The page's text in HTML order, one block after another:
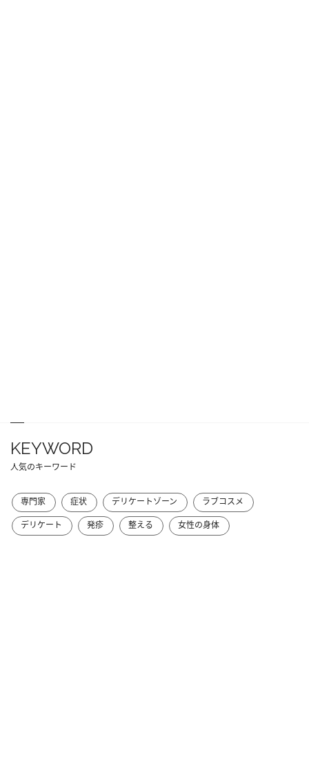
KEYWORD
人気のキーワード
専門家 症状 デリケートゾーン
ラブコスメ
デリケート
発疹 整える 女性の身体